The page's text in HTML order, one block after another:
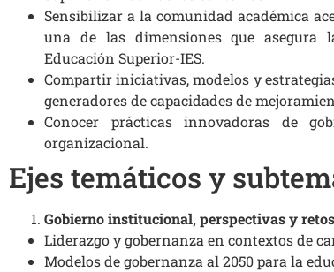
Sensibilizar a la comunidad académica
una de las dimensiones que asegura
Educación Superior-IES.
Compartir iniciativas, modelos y
generadores de capacidades de
Conocer prácticas innovadoras de
organizacional.
Ejes temáticos y
Gobierno institucional, perspectivas y
Liderazgo y gobernanza en contextos de
Modelos de gobernanza al 2050 para la